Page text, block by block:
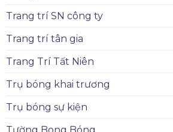
Trang trí SN công ty
Trang trí tân gia
Trang Trí Tất Niên
Trụ bóng khai trương
Trụ bóng sự kiện
Tường Bong Bóng